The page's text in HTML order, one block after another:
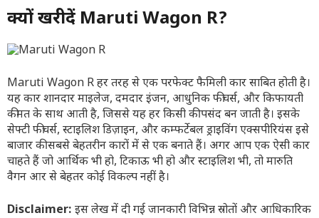
क्यों खरीदें Maruti Wagon R?
Maruti Wagon R हर तरह से एक परफेक्ट फैमिली कार साबित होती है।
यह कार शानदार माइलेज, दमदार इंजन, आधुनिक फीचर्स, और किफायती
कीमत के साथ आती है, जिससे यह हर किसी की पसंद बन जाती है। इसके
सेफ्टी फीचर्स, स्टाइलिश डिज़ाइन, और कम्फर्टेबल ड्राइविंग एक्सपीरियंस इसे
बाजार की सबसे बेहतरीन कारों में से एक बनाते हैं। अगर आप एक ऐसी कार
चाहते हैं जो आर्थिक भी हो, टिकाऊ भी हो और स्टाइलिश भी, तो मारुति
वैगन आर से बेहतर कोई विकल्प नहीं है।
Disclaimer: इस लेख में दी गई जानकारी विभिन्न स्रोतों और आधिकारिक